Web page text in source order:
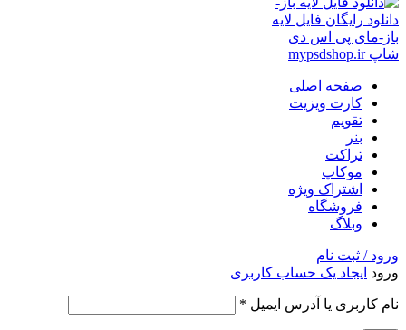
صفحه اصلی
کارت ویزیت
تقویم
بنر
تراکت
موکاپ
اشتراک ویژه
فروشگاه
وبلاگ
ورود / ثبت نام
ورود ایجاد یک حساب کاربری
نام کاربری یا آدرس ایمیل *